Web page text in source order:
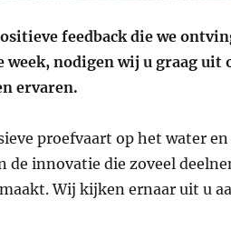
feedback die we
nodigen wij u graag uit
ervaren.
proefvaart op het water
de innovatie die zoveel
Wij kijken ernaar uit u